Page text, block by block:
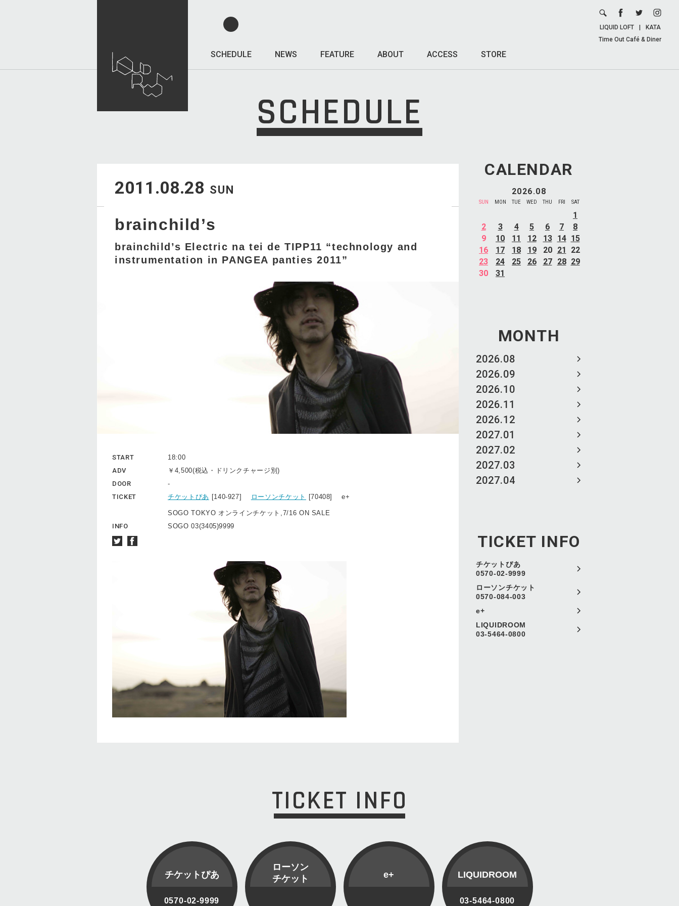
SCHEDULE NEWS FEATURE ABOUT ACCESS STORE
LIQUID LOFT
KATA
Time Out Café & Diner
SCHEDULE
CALENDAR
2026.08
SUN MON TUE WED THU FRI SAT
1
2
3 4 5 6 7
8
9
10 11 12 13 14 15
16
17 18 19 20 21
22
23
24 25 26 27 28 29
30
31
MONTH
2026.08
2026.09
2026.10
2026.11
2026.12
2027.01
2027.02
2027.03
2027.04
TICKET INFO
チケットぴあ
0570-02-9999
ローソンチケット
0570-084-003
e+
LIQUIDROOM
03-5464-0800
2011.08.28 SUN
brainchild’s
brainchild’s Electric na tei de TIPP11 “technology and
instrumentation in PANGEA panties 2011”
START
18:00
ADV
￥4,500(税込・ドリンクチャージ別)
DOOR
-
TICKET
チケットぴあ [140-927] ローソンチケット [70408] e+
SOGO TOKYO オンラインチケット,7/16 ON SALE
INFO
SOGO 03(3405)9999
TICKET INFO
チケットぴあ
0570-02-9999
ローソン
チケット
e+ LIQUIDROOM
03-5464-0800